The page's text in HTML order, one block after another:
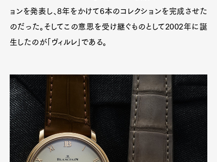
ョンを発表し、8年をかけて6本のコレクションを完成させた
のだった。そしてこの意思を受け継ぐものとして2002年に誕
生したのが「ヴィルレ」である。